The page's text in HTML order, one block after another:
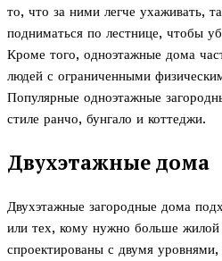
то, что за ними легче ухаживать,
подниматься по лестнице, чтобы
Кроме того, одноэтажные дома
людей с ограниченными
Популярные одноэтажные
стиле ранчо, бунгало и коттеджи.
Двухэтажные дома
Двухэтажные загородные дома
или тех, кому нужно больше
спроектированы с двумя